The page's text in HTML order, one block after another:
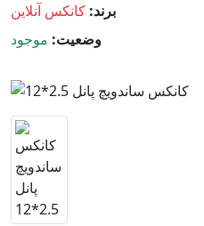
برند: کانکس آنلاین
وضعیت: موجود